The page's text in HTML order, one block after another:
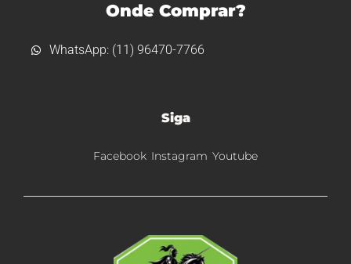
Onde Comprar?
WhatsApp: (11) 96470-7766
Siga
Facebook Instagram Youtube